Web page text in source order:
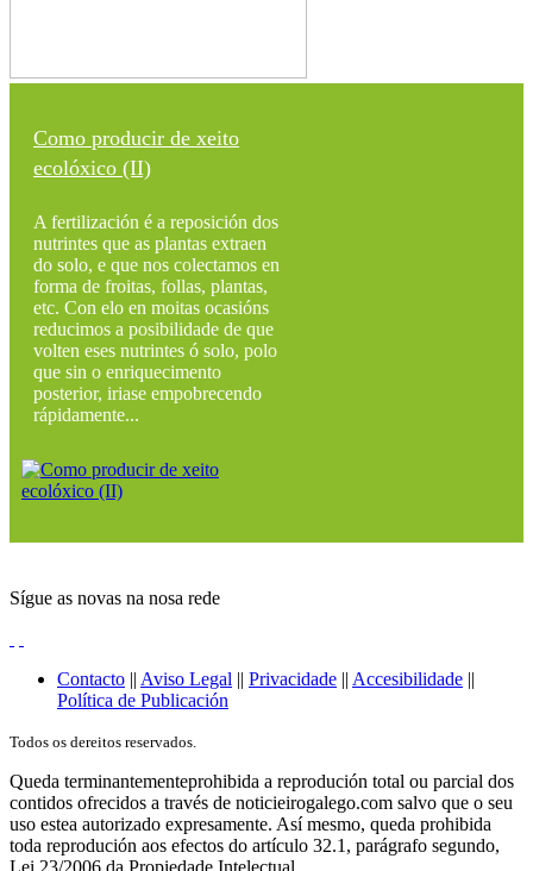
Como producir de xeito
ecolóxico (II)
A fertilización é a reposición dos
nutrintes que as plantas extraen
do solo, e que nos colectamos en
forma de froitas, follas, plantas,
etc. Con elo en moitas ocasións
reducimos a posibilidade de que
volten eses nutrintes ó solo, polo
que sin o enriquecimento
posterior, iriase empobrecendo
rápidamente...
Sígue as novas na nosa rede
Contacto || Aviso Legal || Privacidade || Accesibilidade ||
Política de Publicación
Todos os dereitos reservados.
Queda terminantementeprohibida a reprodución total ou parcial dos
contidos ofrecidos a través de noticieirogalego.com salvo que o seu
uso estea autorizado expresamente. Así mesmo, queda prohibida
toda reprodución aos efectos do artículo 32.1, parágrafo segundo,
Lei 23/2006 da Propiedade Intelectual